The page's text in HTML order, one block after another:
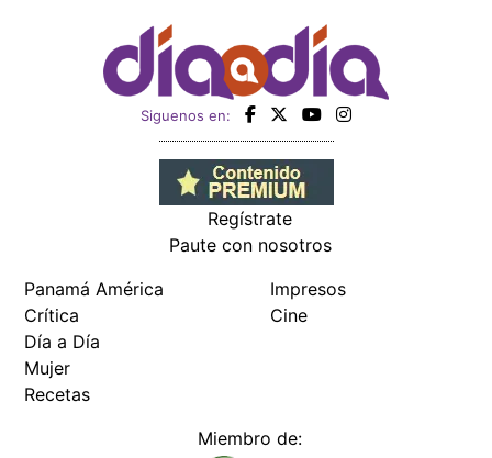
Siguenos en:
Regístrate
Paute con nosotros
Panamá América
Crítica
Día a Día
Mujer
Recetas
Impresos
Cine
Miembro de: